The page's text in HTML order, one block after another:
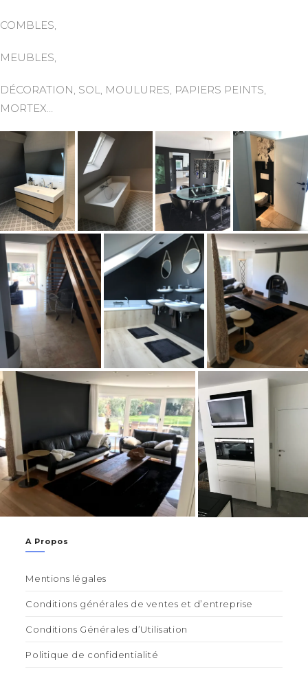
COMBLES,
MEUBLES,
DÉCORATION, SOL, MOULURES, PAPIERS PEINTS,
MORTEX…
A Propos
Mentions légales
Conditions générales de ventes et d’entreprise
Conditions Générales d’Utilisation
Politique de confidentialité